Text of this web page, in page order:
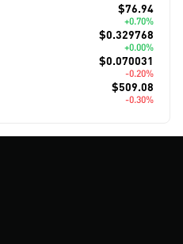
$76.94
+0.70%
$0.329768
+0.00%
$0.070031
-0.20%
$509.08
-0.30%